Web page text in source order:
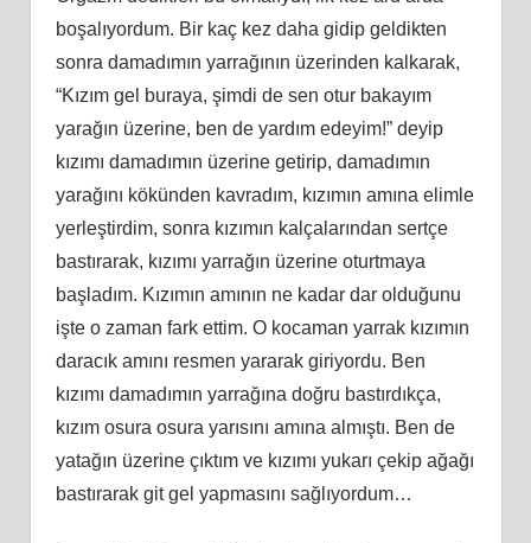
boşalıyordum. Bir kaç kez daha gidip geldikten
sonra damadımın yarrağının üzerinden kalkarak,
“Kızım gel buraya, şimdi de sen otur bakayım
yarağın üzerine, ben de yardım edeyim!” deyip
kızımı damadımın üzerine getirip, damadımın
yarağını kökünden kavradım, kızımın amına elimle
yerleştirdim, sonra kızımın kalçalarından sertçe
bastırarak, kızımı yarrağın üzerine oturtmaya
başladım. Kızımın amının ne kadar dar olduğunu
işte o zaman fark ettim. O kocaman yarrak kızımın
daracık amını resmen yararak giriyordu. Ben
kızımı damadımın yarrağına doğru bastırdıkça,
kızım osura osura yarısını amına almıştı. Ben de
yatağın üzerine çıktım ve kızımı yukarı çekip ağağı
bastırarak git gel yapmasını sağlıyordum…